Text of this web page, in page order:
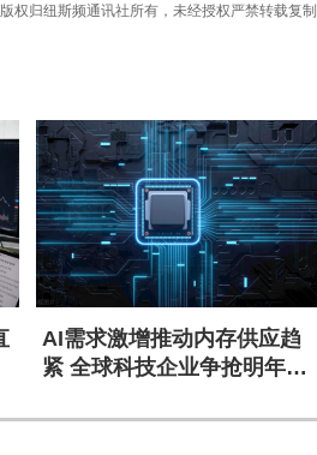
权归纽斯频通讯社所有，未经授权严禁转载复制
AI需求激增推动内存供应趋
紧 全球科技企业争抢明年产